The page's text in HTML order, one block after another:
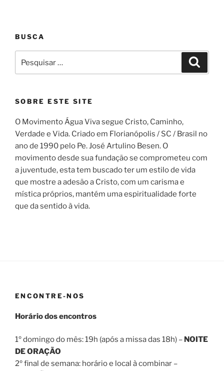
BUSCA
por:
SOBRE ESTE SITE
O Movimento Água Viva segue Cristo, Caminho,
Verdade e Vida. Criado em Florianópolis / SC / Brasil no
ano de 1990 pelo Pe. José Artulino Besen. O
movimento desde sua fundação se comprometeu com
a juventude, esta tem buscado ter um estilo de vida
que mostre a adesão a Cristo, com um carisma e
mística próprios, mantém uma espiritualidade forte
que da sentido à vida.
ENCONTRE-NOS
Horário dos encontros
1º domingo do mês: 19h (após a missa das 18h) – NOITE
DE ORAÇÃO
2º final de semana: horário e local à combinar –